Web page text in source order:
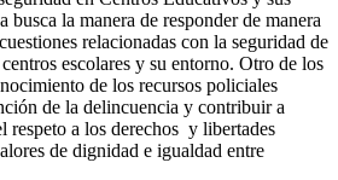
la manera de responder de manera
relacionadas con la seguridad de
escolares y su entorno. Otro de los
de los recursos policiales
de la delincuencia y contribuir a
respeto a los derechos y libertades
de dignidad e igualdad entre